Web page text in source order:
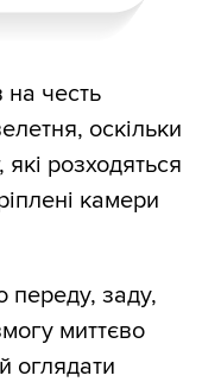
честь
оскільки
розходяться
камери
переду, заду,
миттєво
оглядати